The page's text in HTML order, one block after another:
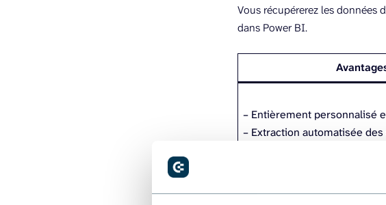
Vous récupérerez les données
dans Power BI.
– Entièrement personnalisé
– Extraction automatisée